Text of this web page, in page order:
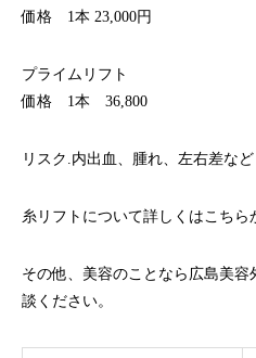
価格 1本 23,000円
プライムリフト
価格 1本 36,800
リスク.内出血、腫れ、左右差など
糸リフトについて詳しくはこ
その他、美容のことなら広島美
談ください。